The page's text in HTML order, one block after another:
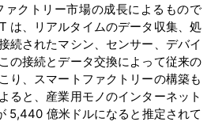
クトリー市場の成長によるもので
は、リアルタイムのデータ収集、処
続されたマシン、センサー、デバイ
の接続とデータ交換によって従来の
り、スマートファクトリーの構築も
ると、産業用モノのインターネット
5,440 億米ドルになると推定されて